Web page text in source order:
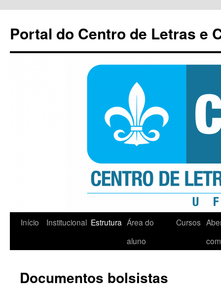
conteúdo
Portal do Centro de Letras e
Início Institucional Estrutura Área do
aluno
Cursos
Documentos bolsistas